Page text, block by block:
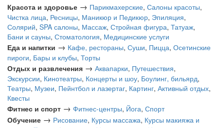
Красота и здоровье → Парикмахерские, Салоны красоты,
Чистка лица, Ресницы, Маникюр и Педикюр, Эпиляция,
Солярий, SPA салоны, Массаж, Стройная фигура, Татуаж,
Бани и сауны, Стоматология, Медицинские услуги
Еда и напитки → Кафе, рестораны, Суши, Пицца, Осетинские
пироги, Бары и клубы, Торты
Отдых и развлечения → Аквапарки, Путешествия,
Экскурсии, Кинотеатры, Концерты и шоу, Боулинг, бильярд,
Театры, Музеи, Пейнтбол и лазертаг, Картинг, Активный отдых,
Квесты
Фитнес и спорт → Фитнес-центры, Йога, Спорт
Обучение → Рисование, Курсы массажа, Курсы макияжа и